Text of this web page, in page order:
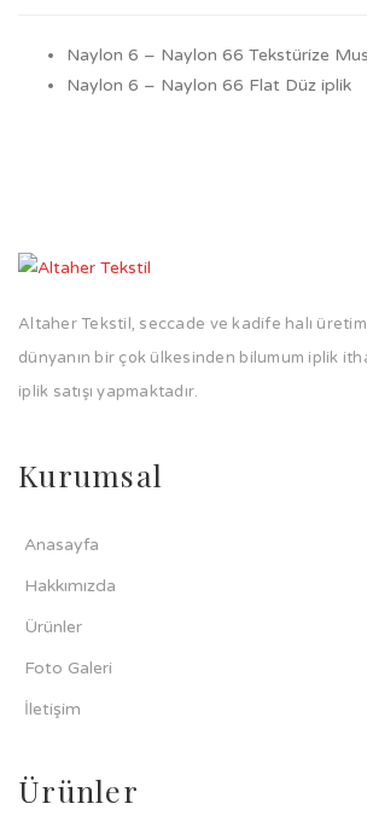
Naylon 6 – Naylon 66 Tekstürize
Naylon 6 – Naylon 66 Flat Düz iplik
Altaher Tekstil, seccade ve kadife halı
dünyanın bir çok ülkesinden bilumum iplik
iplik satışı yapmaktadır.
Kurumsal
Anasayfa
Hakkımızda
Ürünler
Foto Galeri
İletişim
Ürünler